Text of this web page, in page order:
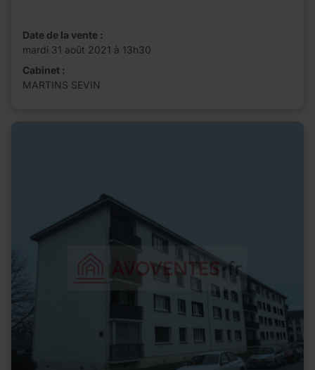
Date de la vente :
mardi 31 août 2021 à 13h30
Cabinet :
MARTINS SEVIN